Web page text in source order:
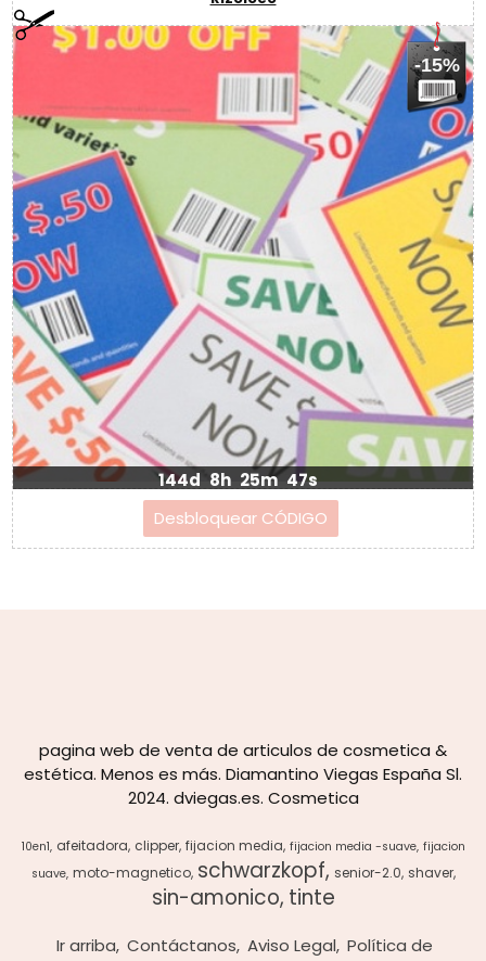
-15%
144d 8h 25m 46s
pagina web de venta de articulos de cosmetica &
estética. Menos es más. Diamantino Viegas España Sl.
2024. dviegas.es. Cosmetica
10en1 afeitadora clipper fijacion media fijacion media -suave fijacion
suave moto-magnetico schwarzkopf senior-2.0 shaver
sin-amonico tinte
Ir arriba Contáctanos Aviso Legal Política de